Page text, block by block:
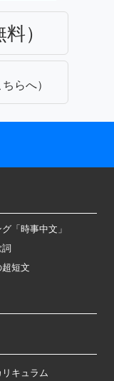
料）
らへ）
「時事中文」
短文
キュラム